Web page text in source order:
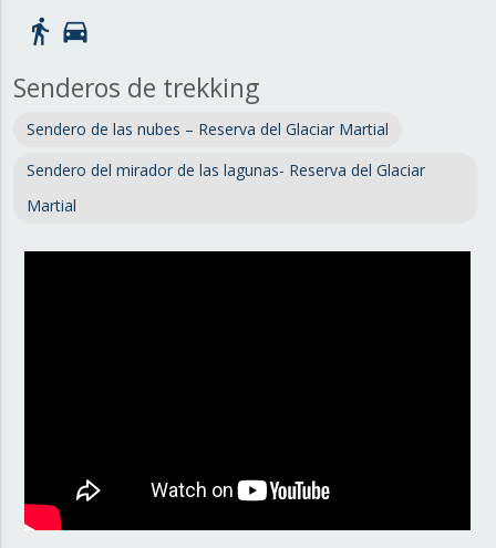
directions_walk directions_car
Senderos de trekking
Sendero de las nubes – Reserva del Glaciar Martial
Sendero del mirador de las lagunas- Reserva del Glaciar
Martial